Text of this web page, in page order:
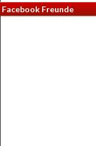
Facebook Freunde